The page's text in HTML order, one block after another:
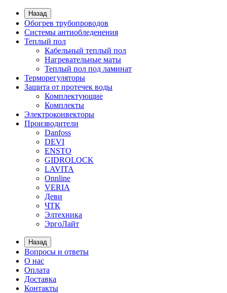
Назад
Обогрев трубопроводов
Системы антиобледенения
Теплый пол
Кабельный теплый пол
Нагревательные маты
Теплый пол под ламинат
Терморегуляторы
Защита от протечек воды
Комплектующие
Комплекты
Электроконвекторы
Производители
Danfoss
DEVI
ENSTO
GIDROLOCK
LAVITA
Onnline
VERIA
Деви
ЧТК
Элтехника
ЭргоЛайт
Назад
Вопросы и ответы
О нас
Оплата
Доставка
Контакты